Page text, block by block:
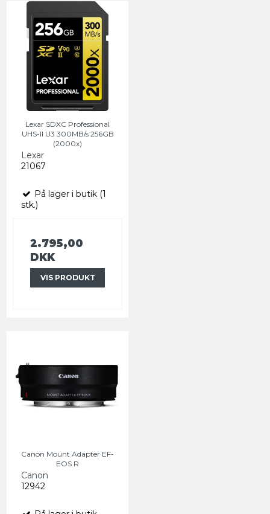
Lexar SDXC Professional
UHS-II U3 300MB/s 256GB
(2000x)
Lexar
21067
På lager i butik (1
stk.)
2.795,00
DKK
VIS PRODUKT
Canon Mount Adapter EF-
EOS R
Canon
12942